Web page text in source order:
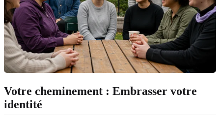
Votre cheminement : Embrasser votre
identité